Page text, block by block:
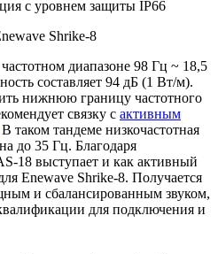
с уровнем защиты IP66
диапазоне 98 Гц ~ 18,5
составляет 94 дБ (1 Вт/м).
нижнюю границу частотного
связку с активным
В таком тандеме низкочастотная
до 35 Гц. Благодаря
18 выступает и как активный
Enewave Shrike-8. Получается
и сбалансированным звуком,
для подключения и